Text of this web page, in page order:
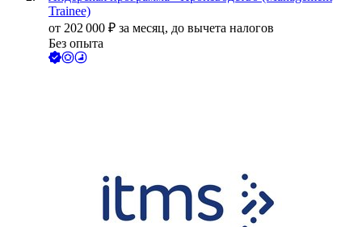
Trainee)
от 202 000 ₽ за месяц, до вычета налогов
Без опыта